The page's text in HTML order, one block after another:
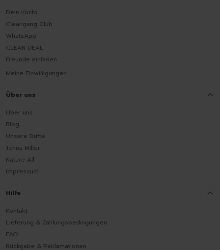
Dein Konto
Cleangang Club
WhatsApp
CLEAN DEAL
Freunde einladen
Meine Einwilligungen
Über uns
Über uns
Blog
Unsere Düfte
Jenna Miller
Nature All
Impressum
Hilfe
Kontakt
Lieferung & Zahlungsbedingungen
FAQ
Rückgabe & Reklamationen